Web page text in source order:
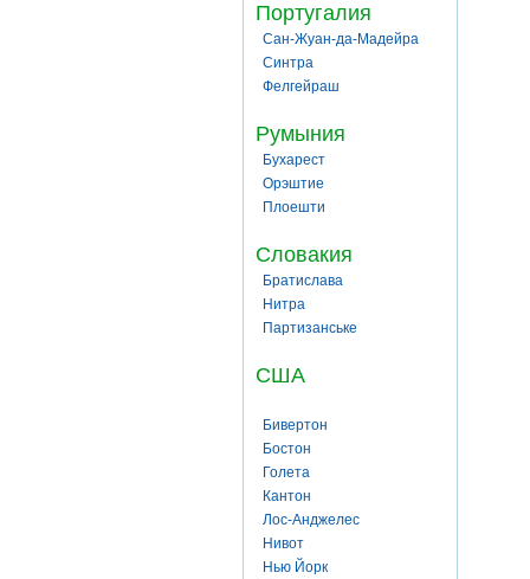
Португалия
Сан-Жуан-да-Мадейра
Синтра
Фелгейраш
Румыния
Бухарест
Орэштие
Плоешти
Словакия
Братислава
Нитра
Партизанське
США
Бивертон
Бостон
Голета
Кантон
Лос-Анджелес
Нивот
Нью Йорк